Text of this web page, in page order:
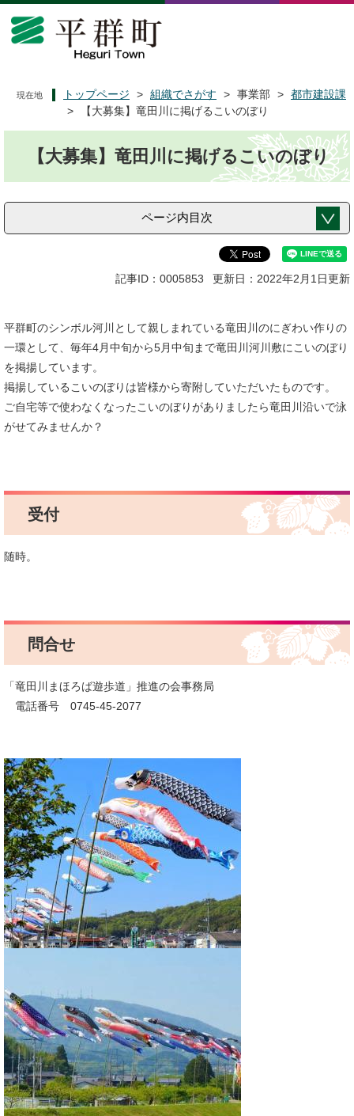
ペ
メ
現在地 トップページ > 組織でさがす > 事業部 > 都市建設課
>
【大募集】竜田川に掲げるこいのぼり
【大募集】竜田川に掲げるこいのぼり
ページ内目次
記事ID：0005853 更新日：2022年2月1日更新
平群町のシンボル河川として親しまれている竜田川のにぎわい作りの
一環として、毎年4月中旬から5月中旬まで竜田川河川敷にこいのぼり
を掲揚しています。
掲揚しているこいのぼりは皆様から寄附していただいたものです。
ご自宅等で使わなくなったこいのぼりがありましたら竜田川沿いで泳
がせてみませんか？
受付
随時。
問合せ
「竜田川まほろば遊歩道」推進の会事務局
電話番号 0745-45-2077